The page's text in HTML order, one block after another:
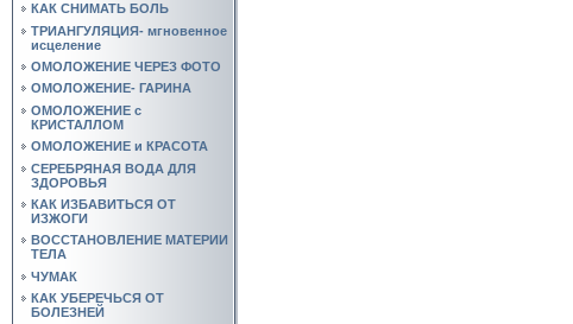
КАК СНИМАТЬ БОЛЬ
ТРИАНГУЛЯЦИЯ- мгновенное
исцеление
ОМОЛОЖЕНИЕ ЧЕРЕЗ ФОТО
ОМОЛОЖЕНИЕ- ГАРИНА
ОМОЛОЖЕНИЕ с
КРИСТАЛЛОМ
ОМОЛОЖЕНИЕ и КРАСОТА
СЕРЕБРЯНАЯ ВОДА ДЛЯ
ЗДОРОВЬЯ
КАК ИЗБАВИТЬСЯ ОТ
ИЗЖОГИ
ВОССТАНОВЛЕНИЕ МАТЕРИИ
ТЕЛА
ЧУМАК
КАК УБЕРЕЧЬСЯ ОТ
БОЛЕЗНЕЙ